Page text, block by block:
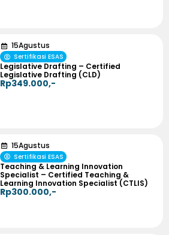
15Agustus
Sertifikasi ESAS
Legislative Drafting – Certified
Legislative Drafting (CLD)
Rp349.000,-
15Agustus
Sertifikasi ESAS
Teaching & Learning Innovation
Specialist – Certified Teaching &
Learning Innovation Specialist (CTLIS)
Rp300.000,-